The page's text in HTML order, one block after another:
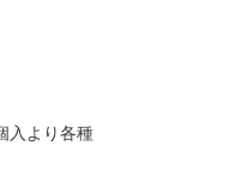
入より各種